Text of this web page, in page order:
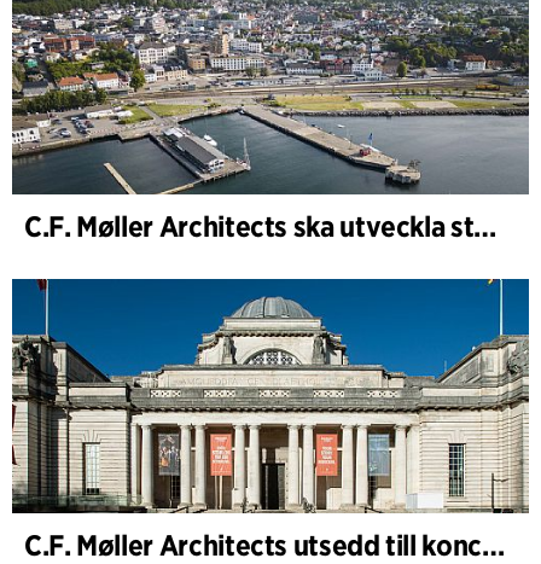
C.F. Møller Architects ska utveckla strategin för ”Knutepunkt Larvik och indre havn”
C.F. Møller Architects utsedd till konceptarkitekt för projektet National Museum Cardiff